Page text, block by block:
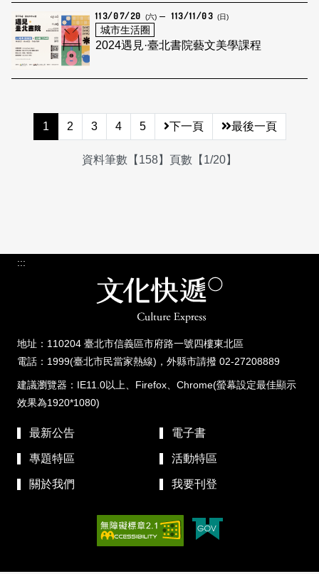
113/07/20 (六) 113/11/03 (日)
城市生活圈
2024遇見·臺北書院藝文美學課程
1 2 3 4 5 下一頁 最後一頁
資料筆數【158】頁數【1/20】
:::
地址：110204 臺北市信義區市府路一號四樓東北區
電話：1999(臺北市民當家熱線)，外縣市請撥 02-27208889
建議瀏覽器：IE11.0以上、Firefox、Chrome(螢幕設定最佳顯示
效果為1920*1080)
最新公告 電子書
專題特區 活動特區
關於我們 我要刊登